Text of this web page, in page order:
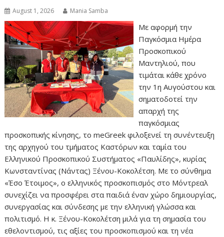
August 1, 2026 Mania Samba
Με αφορμή την
Παγκόσμια Ημέρα
Προσκοπικού
Μαντηλιού, που
τιμάται κάθε χρόνο
την 1η Αυγούστου και
σηματοδοτεί την
απαρχή της
παγκόσμιας
προσκοπικής κίνησης, το meGreek φιλοξενεί τη συνέντευξη
της αρχηγού του τμήματος Καστόρων και ταμία του
Ελληνικού Προσκοπικού Συστήματος «Παυλίδης», κυρίας
Κωνσταντίνας (Νάντας) Ξένου-Κοκολέτση. Με το σύνθημα
«Έσο Έτοιμος», ο ελληνικός προσκοπισμός στο Μόντρεαλ
συνεχίζει να προσφέρει στα παιδιά έναν χώρο δημιουργίας,
συνεργασίας και σύνδεσης με την ελληνική γλώσσα και
πολιτισμό. Η κ. Ξένου-Κοκολέτση μιλά για τη σημασία του
εθελοντισμού, τις αξίες του προσκοπισμού και τη νέα